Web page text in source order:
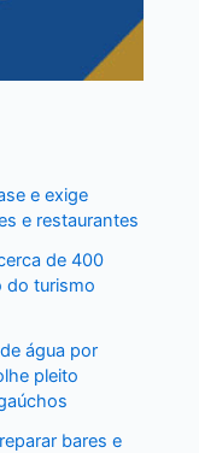
e exige
e restaurantes
de 400
do turismo
água por
pleito
bares e